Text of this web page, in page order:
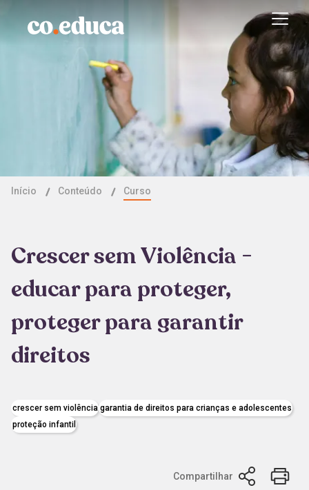
Início Conteúdo Curso
Crescer sem Violência -
educar para proteger,
proteger para garantir
direitos
crescer sem violência garantia de direitos para crianças e adolescentes
proteção infantil
Compartilhar